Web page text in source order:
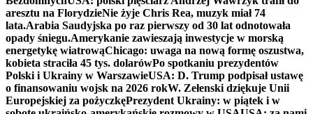
aresztu na FlorydzieNie żyje Chris Rea, muzyk miał 74
lata.Arabia Saudyjska po raz pierwszy od 30 lat odnotowała
opady śniegu.Amerykanie zawieszają inwestycje w morską
energetykę wiatrowąChicago: uwaga na nową formę oszustwa,
kobieta straciła 45 tys. dolarówPo spotkaniu prezydentów
Polski i Ukrainy w WarszawieUSA: D. Trump podpisał ustawę
o finansowaniu wojsk na 2026 rokW. Zełenski dziękuje Unii
Europejskiej za pożyczkęPrezydent Ukrainy: w piątek i w